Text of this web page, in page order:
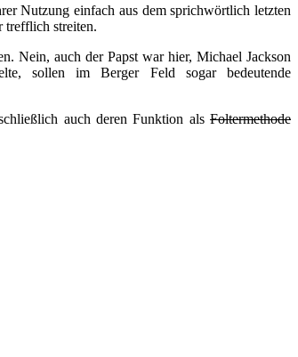
Nutzung einfach aus dem sprichwörtlich letzten
trefflich streiten.
Nein, auch der Papst war hier, Michael Jackson
sollen im Berger Feld sogar bedeutende
auch deren Funktion als Foltermethode